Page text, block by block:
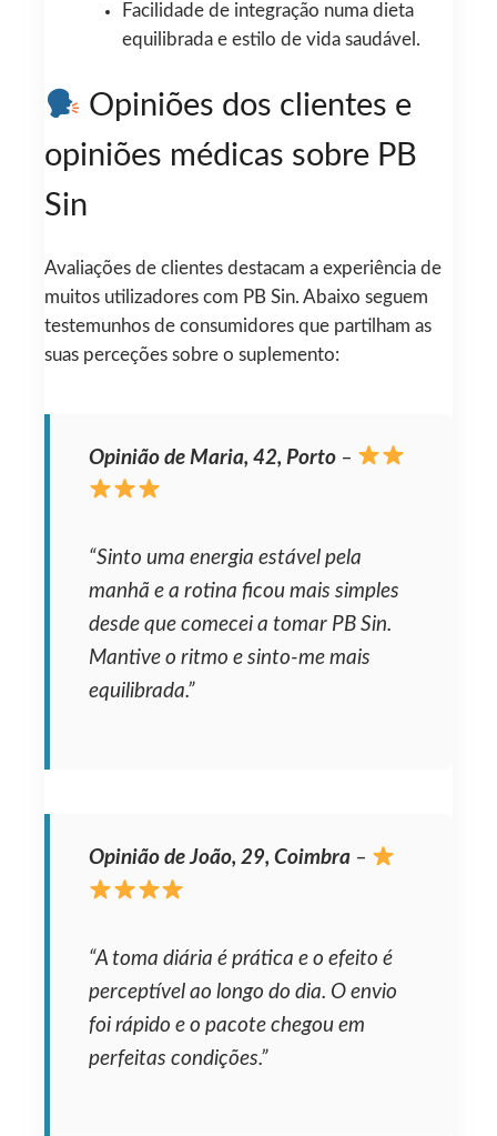
Facilidade de integração numa dieta
equilibrada e estilo de vida saudável.
Opiniões dos clientes e
opiniões médicas sobre PB
Sin
Avaliações de clientes destacam a experiência de
muitos utilizadores com PB Sin. Abaixo seguem
testemunhos de consumidores que partilham as
suas perceções sobre o suplemento:
Opinião de Maria, 42, Porto –
“Sinto uma energia estável pela
manhã e a rotina ficou mais simples
desde que comecei a tomar PB Sin.
Mantive o ritmo e sinto-me mais
equilibrada.”
Opinião de João, 29, Coimbra –
“A toma diária é prática e o efeito é
perceptível ao longo do dia. O envio
foi rápido e o pacote chegou em
perfeitas condições.”